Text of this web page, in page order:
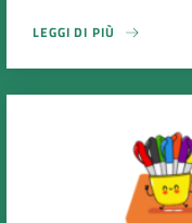
LEGGI DI PIÙ